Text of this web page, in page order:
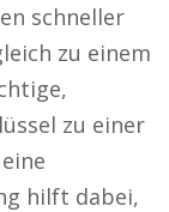
schneller
zu einem
zu einer
hilft dabei,